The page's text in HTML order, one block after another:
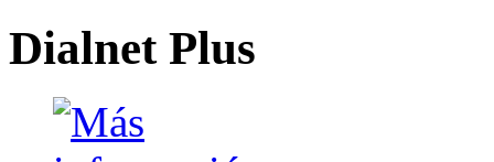
Dialnet Plus